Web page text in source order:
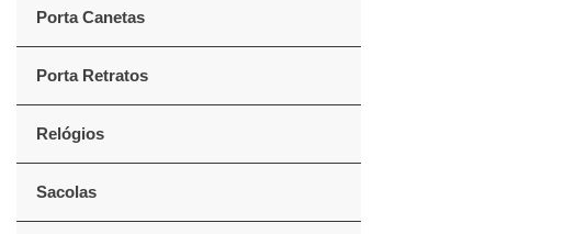
Porta Canetas
Porta Retratos
Relógios
Sacolas